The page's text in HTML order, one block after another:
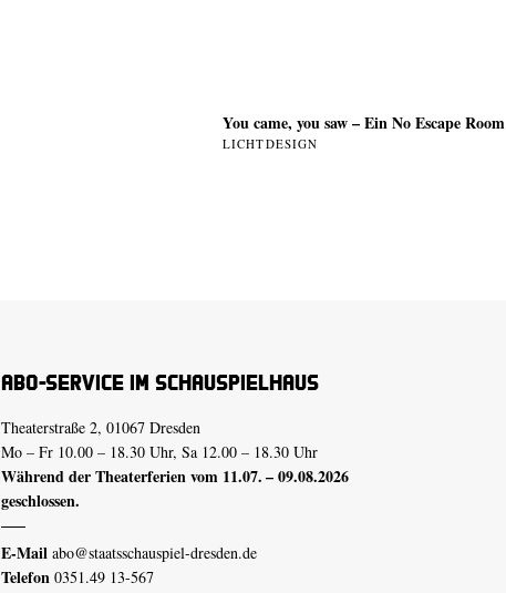
You came, you saw – Ein No Escape Room
LICHTDESIGN
Abo-Service im Schauspielhaus
Theaterstraße 2, 01067 Dresden
Mo – Fr 10.00 – 18.30 Uhr, Sa 12.00 – 18.30 Uhr
Während der Theaterferien vom 11.07. – 09.08.2026
geschlossen.
E-Mail abo@staatsschauspiel-dresden.de
Telefon 0351.49 13-567